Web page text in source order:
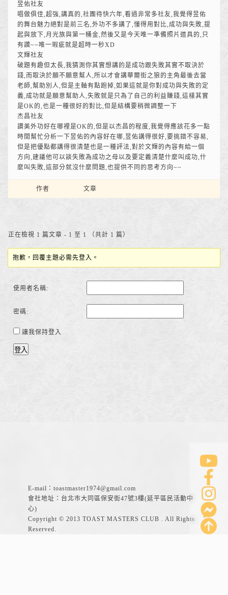
昱佑社友
唱做俱佳,超強,講真的,社團待快六年,看過非常多社友,我覺得昱佑
的舞台魅力絕對是前三名,外功不多講了,懂得用對比,成功與失敗,提
起與放下,月光族與第一桶金,然後又是今天唯一準備照片道具的,只
有讚~~唯一瑕疵就是超時一秒XD
文輝社友
破題有趣但太長,我猜測你其實想講的是成功跟失敗其實不取決於
錢,而取決於願不願意幫人,所以才會講華爾街之狼的主角最後去當
老師,幫助別人,但是主軸有點跑掉,如果這就是你對成功與失敗的定
義,成功就是願意幫助人,失敗就是只為了自己的利益賺錢,這樣其實
是OK的,也是一種很好的對比,但是結構要稍微調整一下
杰昌社友
讚美外功好在哪裡是OK的,但是以杰昌的程度,我覺得應該花多一點
時間幫忙分析一下昱佑的內容好在哪,昱佑講得很好,要挑錯不容易,
但是把優點都講得很清楚也是一種評法,對於文輝的內容有給一個
方向,建議他可以談失敗為成功之母以及要定義清楚什麼叫成功,什
麼叫失敗,這部分就沒什麼問題,也提供不同的思考方向~~
作者 文章
正在檢視 1 篇文章 - 1 至 1 （共計 1 篇）
抱歉，回覆主題必需先登入。
使用者名稱:
密碼:
讓我保持登入
登入
E-mail： toastmaster1974@gmail.com
會社地址：台北市大同區保安街47號3樓(延平區民活動中
心)
Copyright © 2013 TOAST MASTERS CLUB . All Rights
Reserved.